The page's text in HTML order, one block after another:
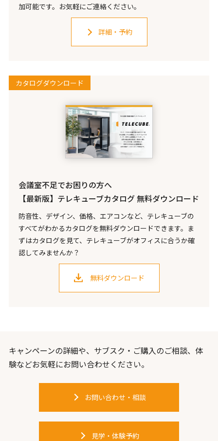
加可能です。お気軽にご連絡ください。
詳細・予約
カタログダウンロード
会議室不足でお困りの方へ
【最新版】テレキューブカタログ 無料ダウンロード
防音性、デザイン、価格、エアコンなど、テレキューブの
すべてがわかるカタログを無料ダウンロードできます。ま
ずはカタログを見て、テレキューブがオフィスに合うか確
認してみませんか？
無料ダウンロード
キャンペーンの詳細や、サブスク・ご購入のご相談、体
験などお気軽にお問い合わせください。
お問い合わせ・相談
見学・体験予約